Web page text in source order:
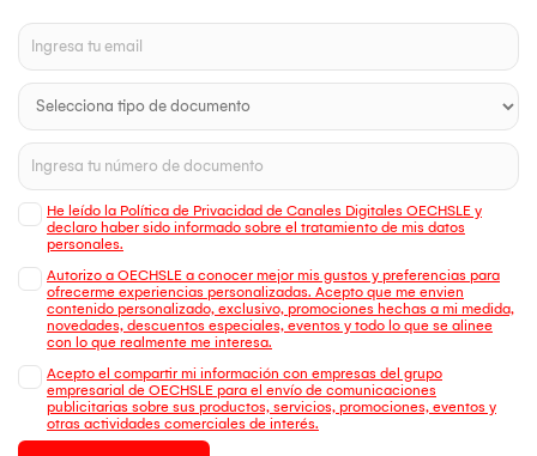
He leído la Política de Privacidad de Canales Digitales OECHSLE y
declaro haber sido informado sobre el tratamiento de mis datos
personales.
Autorizo a OECHSLE a conocer mejor mis gustos y preferencias para
ofrecerme experiencias personalizadas. Acepto que me envien
contenido personalizado, exclusivo, promociones hechas a mi medida,
novedades, descuentos especiales, eventos y todo lo que se alinee
con lo que realmente me interesa.
Acepto el compartir mi información con empresas del grupo
empresarial de OECHSLE para el envío de comunicaciones
publicitarias sobre sus productos, servicios, promociones, eventos y
otras actividades comerciales de interés.